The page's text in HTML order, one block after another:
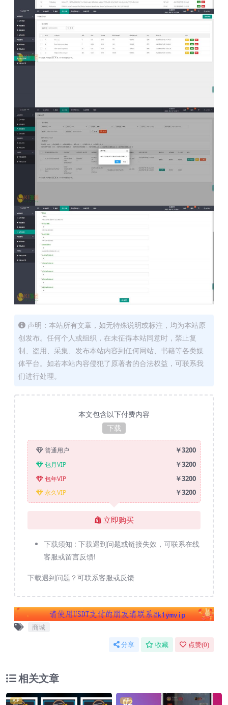
声明：本站所有文章，如无特殊说明或标注，均为本站原
创发布。任何个人或组织，在未征得本站同意时，禁止复
制、盗用、采集、发布本站内容到任何网站、书籍等各类媒
体平台。如若本站内容侵犯了原著者的合法权益，可联系我
们进行处理。
本文包含以下付费内容
下载
普通用户 ￥3200
包月VIP ￥3200
包年VIP ￥3200
永久VIP ￥3200
立即购买
下载须知 : 下载遇到问题或链接失效，可联系在线
客服或留言反馈!
下载遇到问题？可联系客服或反馈
商城
分享 收藏 点赞(0)
相关文章
VIP VIP